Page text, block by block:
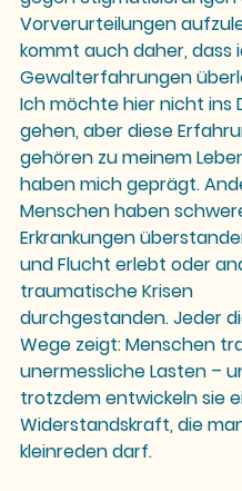
Vorverurteilungen
kommt auch daher, dass
Gewalterfahrungen
Ich möchte hier nicht ins
gehen, aber diese
gehören zu meinem
haben mich geprägt.
Menschen haben
Erkrankungen
und Flucht erlebt oder
traumatische Krisen
durchgestanden. Jeder
Wege zeigt: Menschen
unermessliche Lasten –
trotzdem entwickeln sie
Widerstandskraft, die
kleinreden darf.